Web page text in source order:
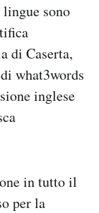
sono
di Caserta,
what3words
inglese
in tutto il
per la